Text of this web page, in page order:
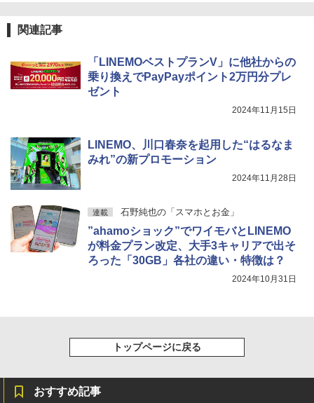
関連記事
「LINEMOベストプランV」に他社からの
乗り換えでPayPayポイント2万円分プレ
ゼント
2024年11月15日
LINEMO、川口春奈を起用した“はるなま
みれ”の新プロモーション
2024年11月28日
連載 石野純也の「スマホとお金」
”ahamoショック”でワイモバとLINEMO
が料金プラン改定、大手3キャリアで出そ
ろった「30GB」各社の違い・特徴は？
2024年10月31日
トップページに戻る
おすすめ記事